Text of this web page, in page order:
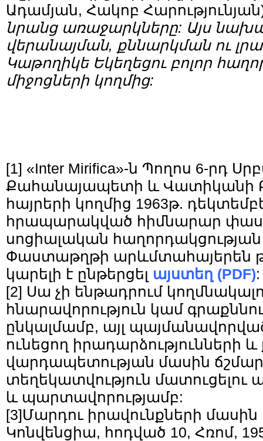
Ադամյան, Հակոբ
նրանց առաջարկները: Այս
վերանայման, քննարկման ու
Կաթողիկե Եկեղեցու բոլոր
միջոցների կողմից:
[1] «Inter Mirifica»-ն Պողոս 6-րդ
Քահանայապետի և Վատիկանի
հայրերի կողմից 1963թ.
հրապարակված հիմնարար
սոցիալական
Փաստաթղթի արևմտահայերեն
կարելի է ընթերցել այստեղ (PDF):
[2] Սա չի ենթադրում
հնարավորություն կամ
ընկալմամբ, այլ
ունեցող իրադարձությունների
վարդապետության մասին
տեղեկատվություն մատուցելու
և պարտավորությամբ:
[3]Մարդու իրավունքների
Կոնվենցիա, հոդված 10, Հռոմ,